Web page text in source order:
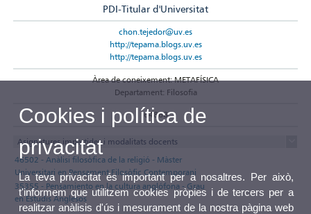
PDI-Titular d'Universitat
chon.tejedor@uv.es
http://tepama.blogs.uv.es
http://tepama.blogs.uv.es
Àrea de coneixement: METAFÍSICA
Departament: Filosofia
64868
Asignatures impartides i modalitats docents
46502 - Anàlisi filosòfica de la religió - Màster
Universitari en Pensament Filosòfic Contemporani
35355 - Pensamiento en la cultura anglófona - Grau
en Estudis Anglesos
Cookies i política de
privacitat
La teva privacitat és important per a nosaltres. Per això,
t'informem que utilitzem cookies pròpies i de tercers per a
realitzar anàlisis d'ús i mesurament de la nostra pàgina web